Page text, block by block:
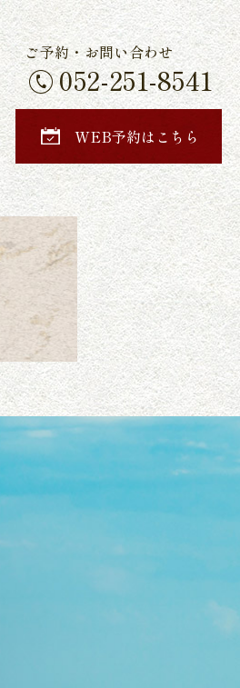
ご予約・お問い合わせ
052-251-8541
WEB予約はこちら